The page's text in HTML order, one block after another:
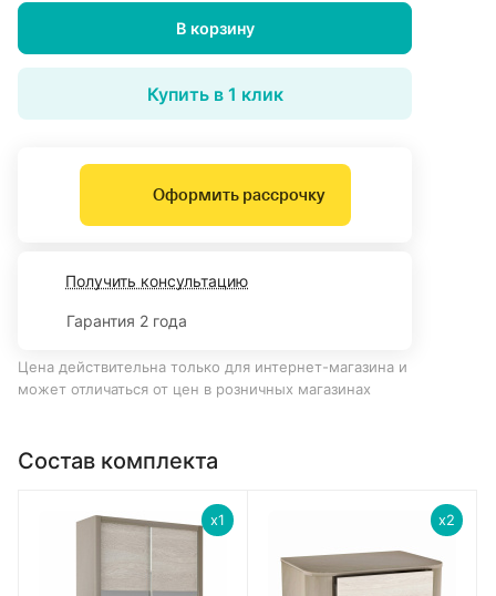
В корзину
Купить в 1 клик
Оформить рассрочку
Получить консультацию
Гарантия 2 года
Цена действительна только для интернет-магазина и
может отличаться от цен в розничных магазинах
Состав комплекта
x1 x2